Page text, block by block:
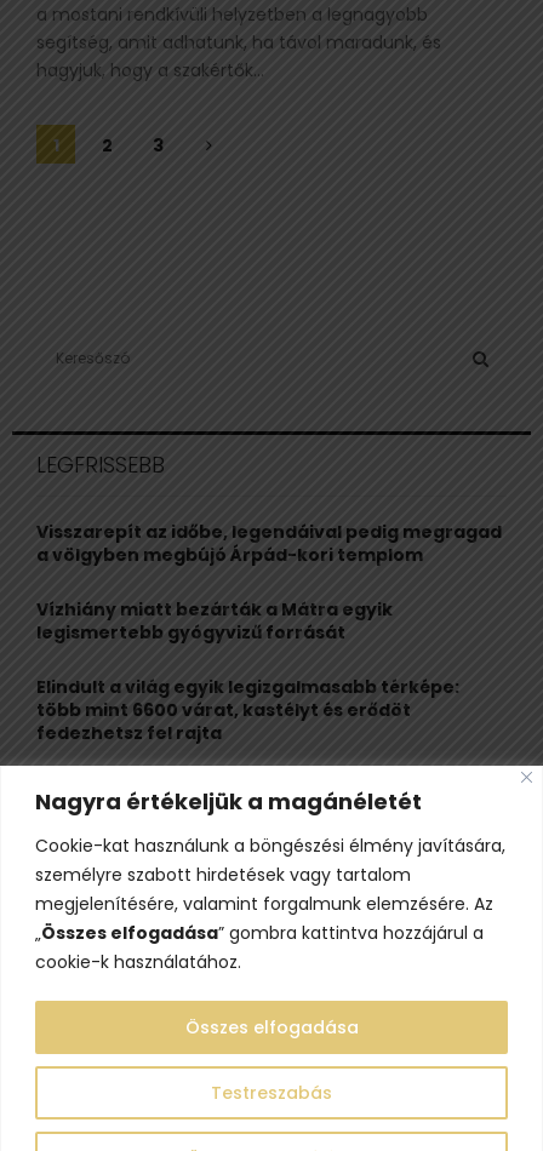
Nagyra értékeljük a magánéletét
Cookie-kat használunk a böngészési élmény javítására,
személyre szabott hirdetések vagy tartalom
megjelenítésére, valamint forgalmunk elemzésére. Az
„Összes elfogadása” gombra kattintva hozzájárul a
cookie-k használatához.
Testreszabás
Összes elfogadása
a mostani rendkívüli helyzetben a legnagyobb
segítség, amit adhatunk, ha távol maradunk, és
hagyjuk, hogy a szakértők...
Bejegyzések
1 2 3
h
o
r
LEGFRISSEBB
Visszarepít az időbe, legendáival pedig megragad
a völgyben megbújó Árpád-kori templom
Vízhiány miatt bezárták a Mátra egyik
legismertebb gyógyvizű forrását
Elindult a világ egyik legizgalmasabb térképe:
több mint 6600 várat, kastélyt és erődöt
fedezhetsz fel rajta
Kigyulladt a Szőke Tisza legendás hajóroncsa,
nagy erőkkel vonultak a tűzoltók
Életveszélyes fenyegetést kapott, elmarad Majka
erdélyi koncertje
@2023 - www.lelepo.hu. Minden jog fenntartva.